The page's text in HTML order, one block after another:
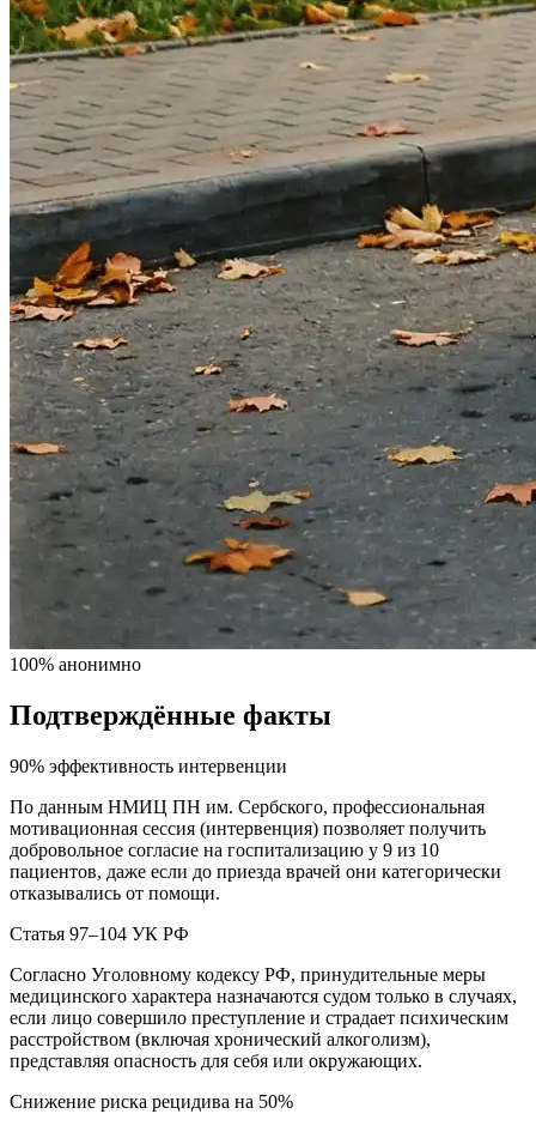
100% анонимно
Подтверждённые факты
90% эффективность интервенции
По данным НМИЦ ПН им. Сербского, профессиональная
мотивационная сессия (интервенция) позволяет получить
добровольное согласие на госпитализацию у 9 из 10
пациентов, даже если до приезда врачей они категорически
отказывались от помощи.
Статья 97–104 УК РФ
Согласно Уголовному кодексу РФ, принудительные меры
медицинского характера назначаются судом только в случаях,
если лицо совершило преступление и страдает психическим
расстройством (включая хронический алкоголизм),
представляя опасность для себя или окружающих.
Снижение риска рецидива на 50%